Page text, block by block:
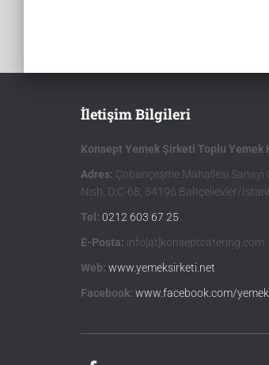
İletişim Bilgileri
Konsept Yemek Şirketi Toplu Yemek
Adres: Çobançeşme Mahallesi Sanayi
Nish, D:C-68, 34196 Bahçelievler/
Tel: 0212 603 67 25
E-Posta: info[at]konseptcatering.com
Web: www.yemeksirketi.net
Facebook: www.facebook.com/